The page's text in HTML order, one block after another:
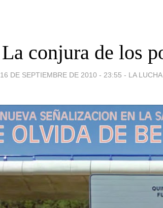
La conjura de los
16 DE SEPTIEMBRE DE 2010 - 23:55 - LA